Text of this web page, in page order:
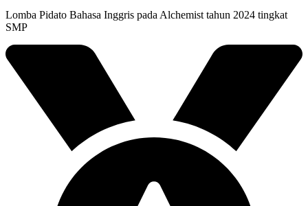
Lomba Pidato Bahasa Inggris pada Alchemist tahun 2024 tingkat
SMP